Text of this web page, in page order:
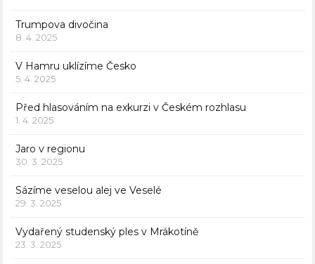
Trumpova divočina
8. 4. 2025
V Hamru uklízíme Česko
5. 4. 2025
Před hlasováním na exkurzi v Českém rozhlasu
1. 4. 2025
Jaro v regionu
30. 3. 2025
Sázíme veselou alej ve Veselé
29. 3. 2025
Vydařený studenský ples v Mrákotíně
23. 3. 2025